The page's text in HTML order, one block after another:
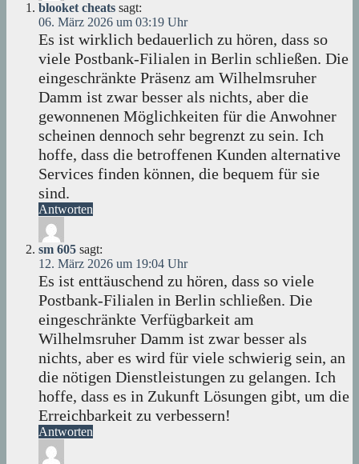
blooket cheats sagt:
06. März 2026 um 03:19 Uhr
Es ist wirklich bedauerlich zu hören, dass so
viele Postbank-Filialen in Berlin schließen. Die
eingeschränkte Präsenz am Wilhelmsruher
Damm ist zwar besser als nichts, aber die
gewonnenen Möglichkeiten für die Anwohner
scheinen dennoch sehr begrenzt zu sein. Ich
hoffe, dass die betroffenen Kunden alternative
Services finden können, die bequem für sie
sind.
Antworten
sm 605 sagt:
12. März 2026 um 19:04 Uhr
Es ist enttäuschend zu hören, dass so viele
Postbank-Filialen in Berlin schließen. Die
eingeschränkte Verfügbarkeit am
Wilhelmsruher Damm ist zwar besser als
nichts, aber es wird für viele schwierig sein, an
die nötigen Dienstleistungen zu gelangen. Ich
hoffe, dass es in Zukunft Lösungen gibt, um die
Erreichbarkeit zu verbessern!
Antworten